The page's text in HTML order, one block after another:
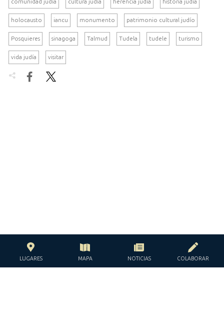
comunidad judía cultura judía herencia judía historia judía
holocausto iancu monumento patrimonio cultural judío
Posquieres sinagoga Talmud Tudela tudele turismo
vida judía visitar
 
LUGARES MAPA NOTICIAS COLABORAR